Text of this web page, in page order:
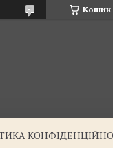
Кошик